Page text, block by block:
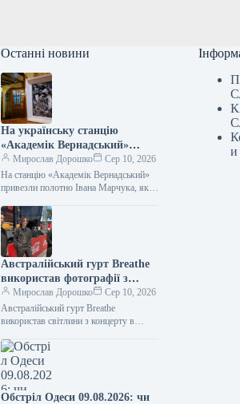
Останні новини
На українську станцію
«Академік Вернадський»
привезли полотно Івана
Марчука, яке він передав в
дар полярникам з України.
Мирослав Дорошко
Сер 10, 2026
На станцію «Академік Вернадський»
привезли полотно Івана Марчука, яке
полярникам Фото 09.08.2026 15:27
Укрінформ На антарктичну станцію…
Австралійський гурт Breathe
використав фотографії з
концерту в Києві для
обкладинки платівки.
Мирослав Дорошко
Сер 10, 2026
Австралійський гурт Breathe
використав світлини з концерту в
09.08.2026 16:40 Укрінформ
Австралійський гурт Breathe обрав
для…
Обстріл Одеси 09.08.2026: чи
и